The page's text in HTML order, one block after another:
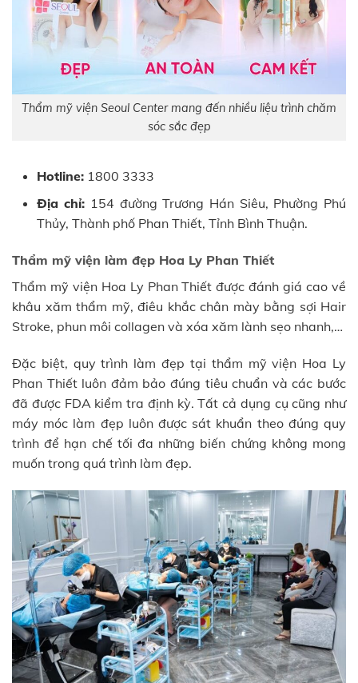
Thẩm mỹ viện Seoul Center mang đến nhiều liệu trình chăm
sóc sắc đẹp
Hotline:1800 3333
Địa chỉ: 154 đường Trương Hán Siêu, Phường Phú
Thủy, Thành phố Phan Thiết, Tỉnh Bình Thuận.
Thẩm mỹ viện làm đẹp Hoa Ly Phan Thiết
Thẩm mỹ viện Hoa Ly Phan Thiết được đánh giá cao về
khâu xăm thẩm mỹ, điêu khắc chân mày bằng sợi Hair
Stroke, phun môi collagen và xóa xăm lành sẹo nhanh,…
Đặc biệt, quy trình làm đẹp tại thẩm mỹ viện Hoa Ly
Phan Thiết luôn đảm bảo đúng tiêu chuẩn và các bước
đã được FDA kiểm tra định kỳ. Tất cả dụng cụ cũng như
máy móc làm đẹp luôn được sát khuẩn theo đúng quy
trình để hạn chế tối đa những biến chứng không mong
muốn trong quá trình làm đẹp.